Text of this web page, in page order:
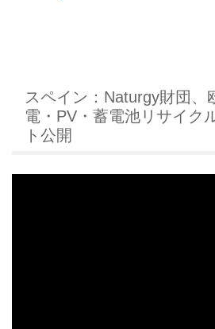
スペイン：Naturgy財団、
電・PV・蓄電池リサイク
ト公開